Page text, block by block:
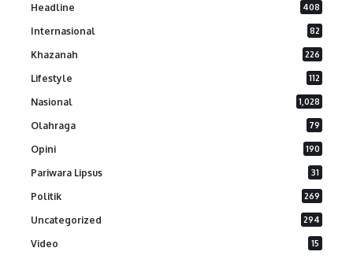
Headline 408
Internasional 82
Khazanah 226
Lifestyle 112
Nasional 1,028
Olahraga 79
Opini 190
Pariwara Lipsus 31
Politik 269
Uncategorized 294
Video 15